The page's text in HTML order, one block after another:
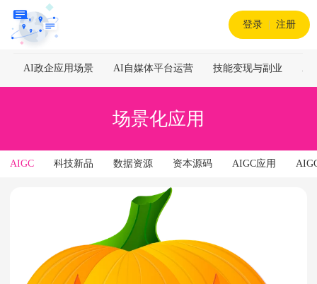
登录 注册
AI政企应用场景 AI自媒体平台运营 技能变现与副业
场景化应用
AIGC 科技新品 数据资源 资本源码 AIGC应用